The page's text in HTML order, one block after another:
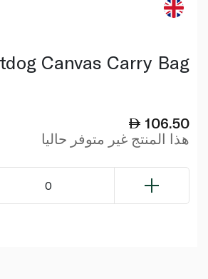
Canvas Carry Bag
106.50
هذا المنتج غير متوفر حاليا
0